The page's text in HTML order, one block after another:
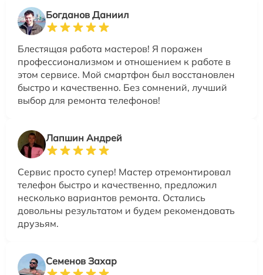
Богданов Даниил
Блестящая работа мастеров! Я поражен
профессионализмом и отношением к работе в
этом сервисе. Мой смартфон был восстановлен
быстро и качественно. Без сомнений, лучший
выбор для ремонта телефонов!
Лапшин Андрей
Сервис просто супер! Мастер отремонтировал
телефон быстро и качественно, предложил
несколько вариантов ремонта. Остались
довольны результатом и будем рекомендовать
друзьям.
Семенов Захар